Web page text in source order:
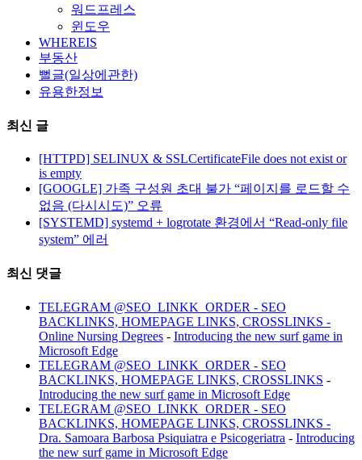
워드프레스
윈도우
WHEREIS
부동산
뻘글(일상에관한)
유용한정보
최신 글
[HTTPD] SELINUX & SSLCertificateFile does not exist or
is empty
[GOOGLE] 가족 구성원 초대 불가 “페이지를 로드할 수
없음 (다시시도)” 오류
[SYSTEMD] systemd + logrotate 환경에서 “Read-only file
system” 에러
최신 댓글
TELEGRAM @SEO_LINKK_ORDER - SEO
BACKLINKS, HOMEPAGE LINKS, CROSSLINKS -
Online Nursing Degrees - Introducing the new surf game in
Microsoft Edge
TELEGRAM @SEO_LINKK_ORDER - SEO
BACKLINKS, HOMEPAGE LINKS, CROSSLINKS -
Introducing the new surf game in Microsoft Edge
TELEGRAM @SEO_LINKK_ORDER - SEO
BACKLINKS, HOMEPAGE LINKS, CROSSLINKS -
Dra. Samoara Barbosa Psiquiatra e Psicogeriatra - Introducing
the new surf game in Microsoft Edge